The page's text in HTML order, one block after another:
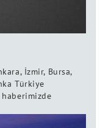
İzmir, Bursa,
Türkiye
haberimizde